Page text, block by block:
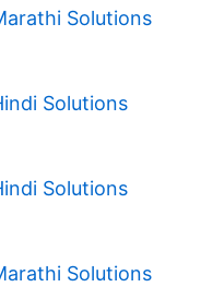
Solutions
Solutions
Solutions
Solutions